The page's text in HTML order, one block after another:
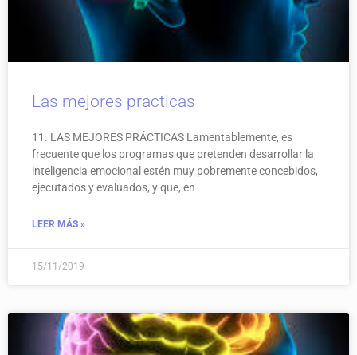
Las mejores practicas
11. LAS MEJORES PRÁCTICAS Lamentablemente, es
frecuente que los programas que pretenden desarrollar la
inteligencia emocional estén muy pobremente concebidos,
ejecutados y evaluados, y que, en
LEER MÁS »
15/11/2019